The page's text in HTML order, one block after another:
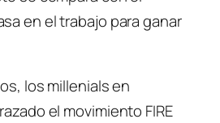
en el trabajo para ganar
los millenials en
el movimiento FIRE